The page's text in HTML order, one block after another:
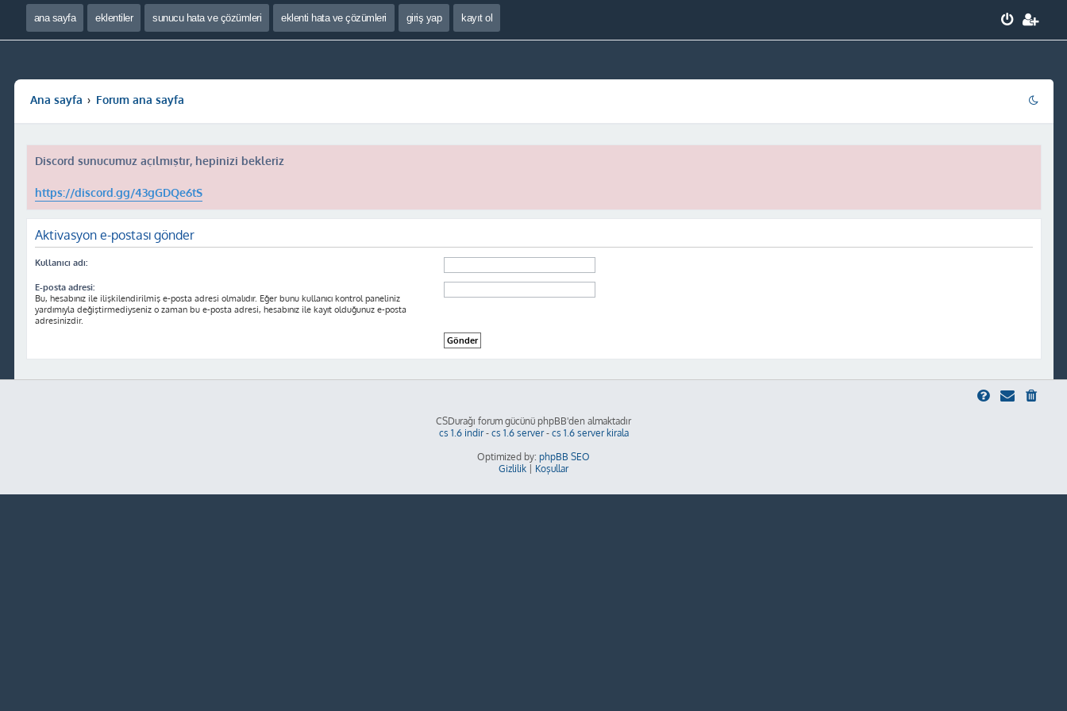
ana sayfa eklentiler sunucu hata ve çözümleri eklenti hata ve çözümleri giriş yap kayıt ol
Ana sayfa Forum ana sayfa
Discord sunucumuz açılmıştır, hepinizi bekleriz
https://discord.gg/43gGDQe6tS
Aktivasyon e-postası gönder
Kullanıcı adı:
E-posta adresi:
Bu, hesabınız ile ilişkilendirilmiş e-posta adresi olmalıdır. Eğer bunu kullanıcı kontrol paneliniz
yardımıyla değiştirmediyseniz o zaman bu e-posta adresi, hesabınız ile kayıt olduğunuz e-posta
adresinizdir.
CSDurağı forum gücünü phpBB'den almaktadır
cs 1.6 indir- cs 1.6 server- cs 1.6 server kirala
Optimized by: phpBB SEO
Gizlilik
Koşullar